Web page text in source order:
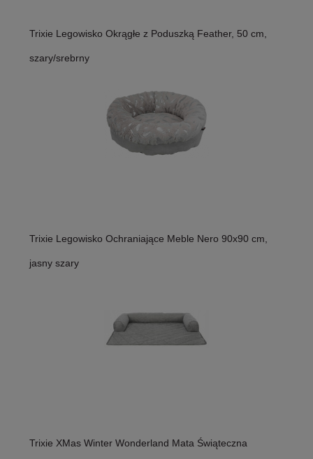
Trixie Legowisko Okrągłe z Poduszką Feather, 50 cm,
szary/srebrny
Trixie Legowisko Ochraniające Meble Nero 90x90 cm,
jasny szary
Trixie XMas Winter Wonderland Mata Świąteczna